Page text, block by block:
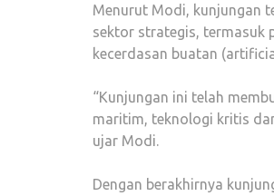
Menurut Modi, kunjungan
sektor strategis, termasuk
kecerdasan buatan
“Kunjungan ini telah
maritim, teknologi kritis
ujar Modi.
Dengan berakhirnya